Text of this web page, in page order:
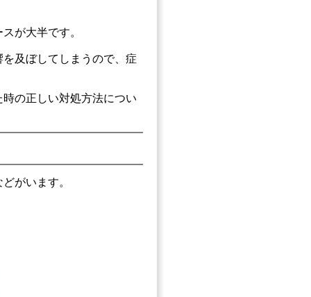
が大半です。
及ぼしてしまうので、症
の正しい対処方法につい
がいます。